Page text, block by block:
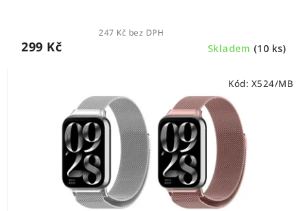
Skladem (10 ks)
247 Kč bez DPH
299 Kč
Kód: X524/MB